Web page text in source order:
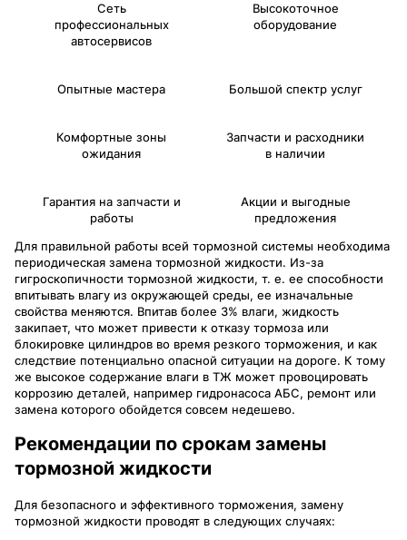
Сеть
профессиональных
автосервисов
Высокоточное
оборудование
Опытные мастера Большой спектр услуг
Комфортные зоны
ожидания
Запчасти и расходники
в наличии
Гарантия на запчасти и
работы
Акции и выгодные
предложения
Для правильной работы всей тормозной системы необходима
периодическая замена тормозной жидкости. Из-за
гигроскопичности тормозной жидкости, т. е. ее способности
впитывать влагу из окружающей среды, ее изначальные
свойства меняются. Впитав более 3% влаги, жидкость
закипает, что может привести к отказу тормоза или
блокировке цилиндров во время резкого торможения, и как
следствие потенциально опасной ситуации на дороге. К тому
же высокое содержание влаги в ТЖ может провоцировать
коррозию деталей, например гидронасоса АБС, ремонт или
замена которого обойдется совсем недешево.
Рекомендации по срокам замены
тормозной жидкости
Для безопасного и эффективного торможения, замену
тормозной жидкости проводят в следующих случаях: